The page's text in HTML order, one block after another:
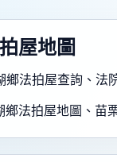
屋地圖
鄉法拍屋查詢、法
法拍屋地圖、苗